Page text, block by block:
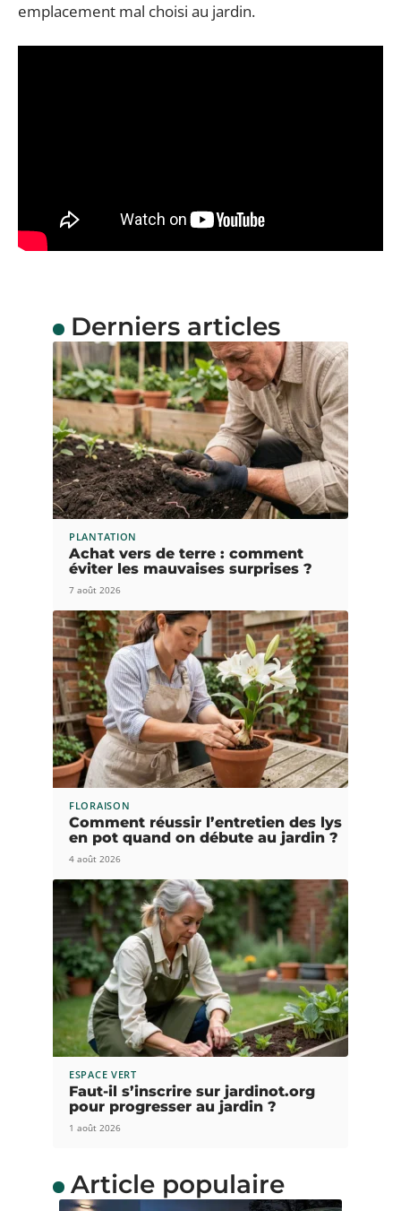
emplacement mal choisi au jardin.
Derniers articles
PLANTATION
Achat vers de terre : comment
éviter les mauvaises surprises ?
7 août 2026
FLORAISON
Comment réussir l’entretien des lys
en pot quand on débute au jardin ?
4 août 2026
ESPACE VERT
Faut-il s’inscrire sur jardinot.org
pour progresser au jardin ?
1 août 2026
Article populaire